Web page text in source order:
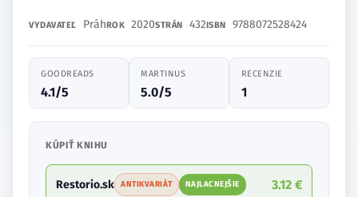
VYDAVATEĽ PráhROK 2020STRÁN 432ISBN 9788072528424
GOODREADS
4.1/5
MARTINUS
5.0/5
RECENZIE
1
KÚPIŤ KNIHU
Restorio.sk ANTIKVARIÁT NAJLACNEJŠIE 3.12 €